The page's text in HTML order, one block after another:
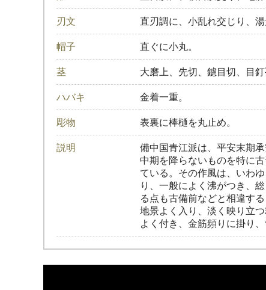
刃文 直刃調に、小乱れ交じり、
帽子 直ぐに小丸。
茎 大磨上、先切、鑢目切、目釘
ハバキ 金着一重。
彫物 表裏に棒樋を丸止め。
説明
備中国青江派は、平安末期
中期を降らないものを特に
ている。その作風は、いわ
り、一般によく沸がつき、
る点も古備前などと相違す
地景よく入り、淡く映り立
よく付き、金筋頻りに掛り